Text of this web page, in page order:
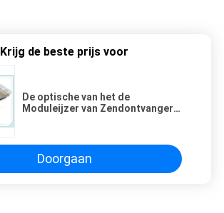
Krijg de beste prijs voor
De optische van het de
Moduleijzer van Zendontvanger
Doorgaan